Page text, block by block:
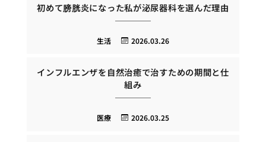
初めて膀胱炎になった私が泌尿器科を選んだ理由
2026.03.26
生活
インフルエンザを自然治癒で治すための期間と仕
組み
2026.03.25
医療